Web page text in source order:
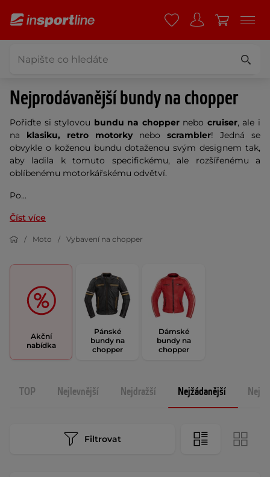
Nejprodávanější bundy na chopper
Pořiďte si stylovou bundu na chopper nebo cruiser, ale i
na klasiku, retro motorky nebo scrambler! Jedná se
obvykle o koženou bundu dotaženou svým designem tak,
aby ladila k tomuto specifickému, ale rozšířenému a
oblíbenému motorkářskému odvětví.
Po...
Číst více
Moto Vybavení na chopper
Akční
nabídka
Pánské
bundy na
chopper
Dámské
bundy na
chopper
TOP Nejlevnější Nejdražší Nejžádanější
Filtrovat